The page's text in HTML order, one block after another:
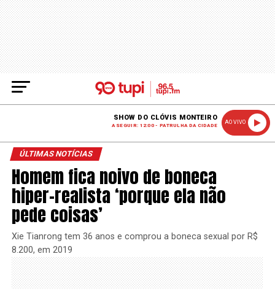
SHOW DO CLÓVIS MONTEIRO
A SEGUIR: 12:00 - PATRULHA DA CIDADE
AO VIVO
ÚLTIMAS NOTÍCIAS
Homem fica noivo de boneca
hiper-realista ‘porque ela não
pede coisas’
Xie Tianrong tem 36 anos e comprou a boneca sexual por R$
8.200, em 2019